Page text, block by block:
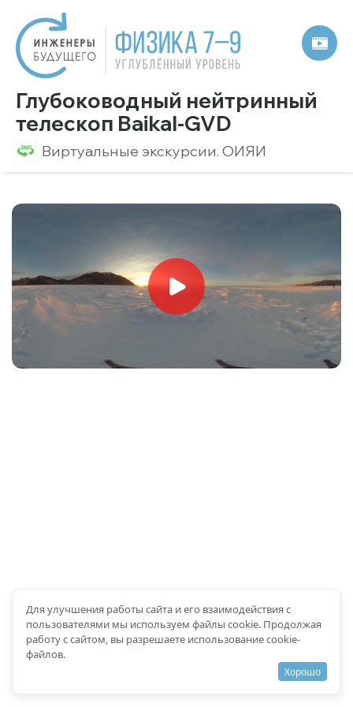
Для улучшения работы сайта и его взаимодействия с
пользователями мы используем файлы cookie. Продолжая
работу с сайтом, вы разрешаете использование cookie-
файлов.
Хорошо
Глубоководный нейтринный
телескоп Baikal-GVD
Виртуальные экскурсии. ОИЯИ